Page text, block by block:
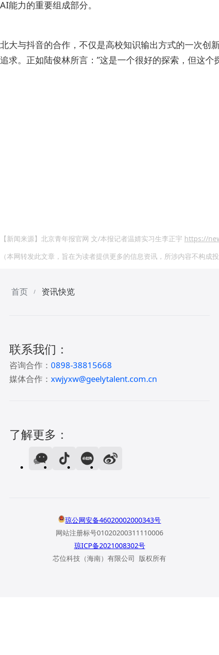
AI能力的重要组成部分。
北大与抖音的合作，不仅是高校知识输出方式的一次创
追求。正如陆俊林所言：”这是一个很好的探索，但这
【新闻来源】北京青年报官网 文/本报记者温婧实习生李正宇 https://
（本网转发此文章，旨在为读者提供更多的信息资讯，所涉内容不构
首页 / 资讯快览
联系我们：
咨询合作：0898-38815668
媒体合作：xwjyxw@geelytalent.com.cn
了解更多：
琼公网安备46020002000343号
网站注册标号01020200311110006
琼ICP备2021008302号
芯位科技（海南）有限公司 版权所有